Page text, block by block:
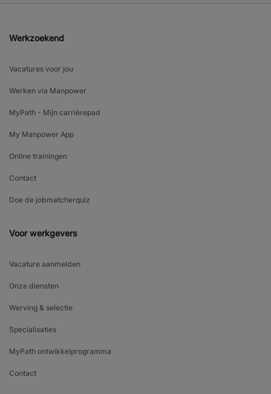
Werkzoekend
Vacatures voor jou
Werken via Manpower
MyPath - Mijn carrièrepad
My Manpower App
Online trainingen
Contact
Doe de jobmatcherquiz
Voor werkgevers
Vacature aanmelden
Onze diensten
Werving & selectie
Specialisaties
MyPath ontwikkelprogramma
Contact